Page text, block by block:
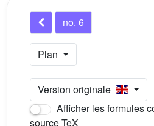
no. 6
Plan
Version originale
Afficher les formules
source TeX